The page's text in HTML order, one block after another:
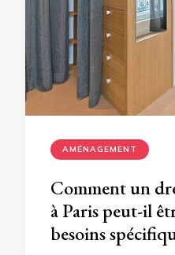
AMÉNAGEMENT
Comment un
à Paris peut-il
besoins